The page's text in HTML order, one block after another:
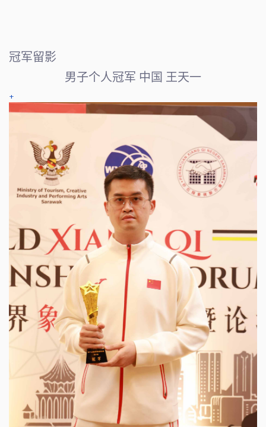
冠军留影
男子个人冠军 中国 王天一
+